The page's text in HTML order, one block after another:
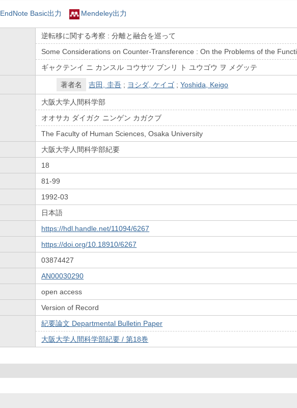
EndNote Basic出力 Mendeley出力
逆転移に関する考察 : 分離と融合を巡って
Some Considerations on Counter-Transference : On the Problems of the
ギャクテンイ ニ カンスル コウサツ ブンリ ト ユウゴウ ヲ メグッテ
著者名 吉田, 圭吾 ; ヨシダ, ケイゴ ;Yoshida, Keigo
大阪大学人間科学部
オオサカ ダイガク ニンゲン カガクブ
The Faculty of Human Sciences, Osaka University
大阪大学人間科学部紀要
18
81-99
1992-03
日本語
https://hdl.handle.net/11094/6267
https://doi.org/10.18910/6267
03874427
AN00030290
open access
Version of Record
紀要論文 Departmental Bulletin Paper
大阪大学人間科学部紀要 / 第18巻